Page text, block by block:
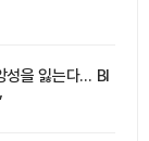
성을 잃는다… BI